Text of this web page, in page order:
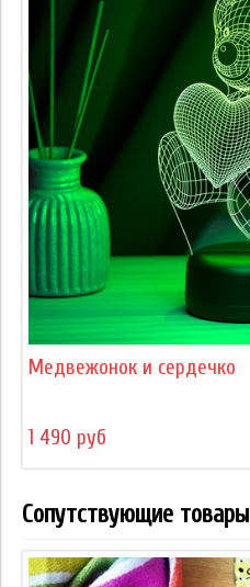
Медвежонок и сердечко
1 490 руб
Сопутствующие товары